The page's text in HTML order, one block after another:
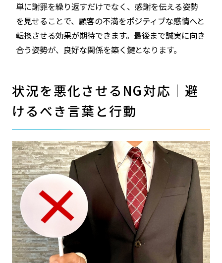
単に謝罪を繰り返すだけでなく、感謝を伝える姿勢
を見せることで、顧客の不満をポジティブな感情へと
転換させる効果が期待できます。最後まで誠実に向き
合う姿勢が、良好な関係を築く鍵となります。
状況を悪化させるNG対応｜避
けるべき言葉と行動